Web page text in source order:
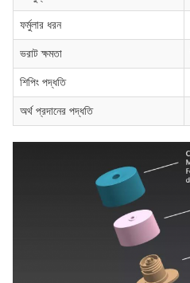
ফর্মুলার ধরন
ভরাট ক্ষমতা
শিপিং পদ্ধতি
অর্থ প্রদানের পদ্ধতি